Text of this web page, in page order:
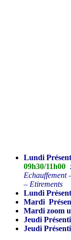
Lundi
09h30/11h00
Echauffement
– Etirements
Lundi
Mardi
Mardi zoom
Jeudi
Jeudi